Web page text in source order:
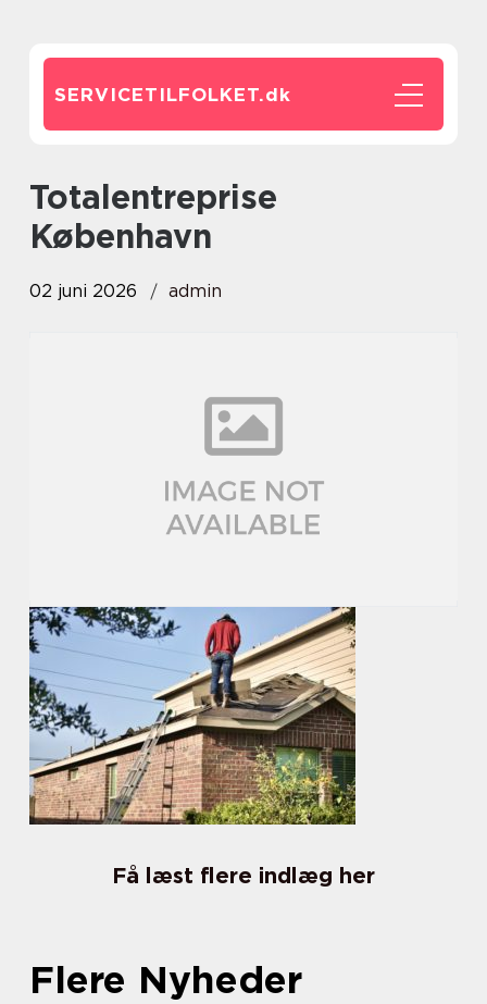
SERVICETILFOLKET.dk
totalentreprise
København
02 juni 2026 admin
Få læst flere indlæg her
Flere Nyheder